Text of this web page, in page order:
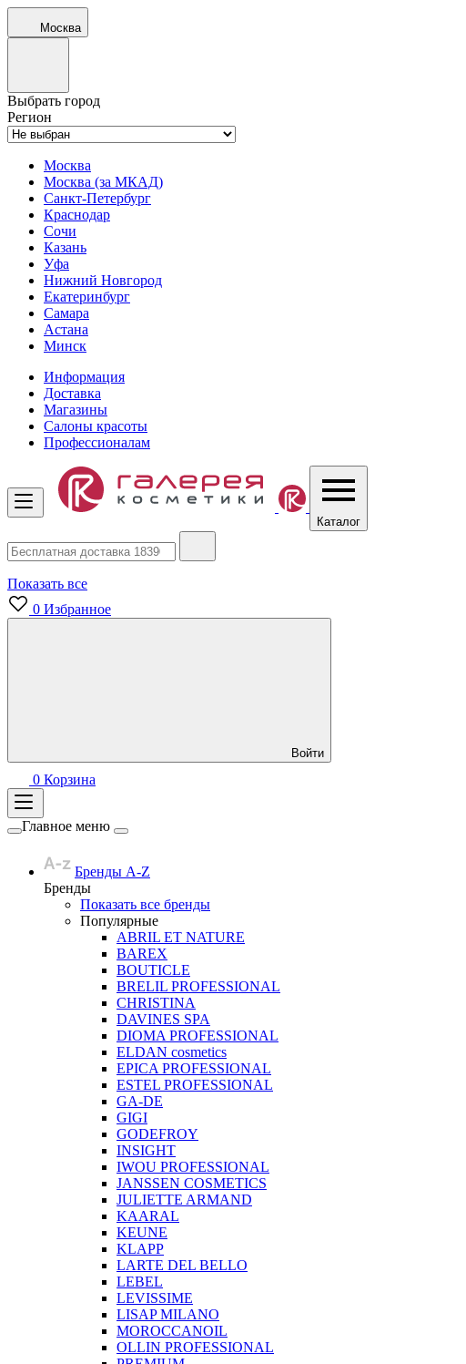
Москва
Выбрать город
Регион
Москва
Москва (за МКАД)
Санкт-Петербург
Краснодар
Сочи
Казань
Уфа
Нижний Новгород
Екатеринбург
Самара
Астана
Минск
Информация
Доставка
Магазины
Салоны красоты
Профессионалам
Каталог
Показать все
0 Избранное
Войти
0 Корзина
Главное меню
Бренды A-Z
Бренды
Показать все бренды
Популярные
ABRIL ET NATURE
BAREX
BOUTICLE
BRELIL PROFESSIONAL
CHRISTINA
DAVINES SPA
DIOMA PROFESSIONAL
ELDAN cosmetics
EPICA PROFESSIONAL
ESTEL PROFESSIONAL
GA-DE
GIGI
GODEFROY
INSIGHT
IWOU PROFESSIONAL
JANSSEN COSMETICS
JULIETTE ARMAND
KAARAL
KEUNE
KLAPP
LARTE DEL BELLO
LEBEL
LEVISSIME
LISAP MILANO
MOROCCANOIL
OLLIN PROFESSIONAL